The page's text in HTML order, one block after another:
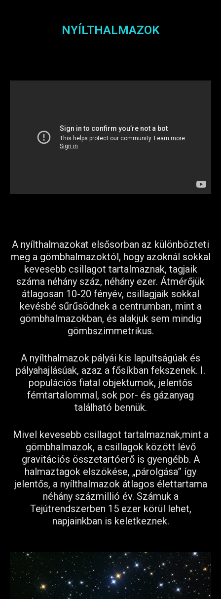
NYÍLTHALMAZOK
A nyílthalmazokat elsősorban az különbözteti
meg a gömbhalmazoktól, hogy azoknál sokkal
kevesebb csillagot tartalmaznak, tagjaik
száma néhány száz, néhány ezer. Átmérőjük
átlagosan 10-20 fényév, csillagjaik sokkal
kevésbé sűrűsödnek a centrumban, mint a
gömbhalmazokban, és alakjuk sem mindig
gömbszimmetrikus.
A nyílthalmazok pályái kis lapultságúak és
pályahajlásúak, azaz a fősíkban fekszenek. I.
populációs fiatal objektumok, jelentős
fémtartalommal, sok por- és gázanyag
található bennük.
Mivel kevesebb csillagot tartalmaznak,mint a
gömbhalmazok, a csillagok között lévő
gravitációs összetartóerő is gyengébb. A
halmaztagok elszökése, „párolgása” így
jelentős, a nyílthalmazok átlagos élettartama
néhány százmillió év. Számuk a
Tejútrendszerben 15 ezer körül lehet,
napjainkban is keletkeznek.